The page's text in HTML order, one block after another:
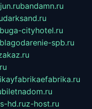
bandamn.ru
darksand.ru
cityhotel.ru
blagodarenie-spb.ru
biletnadom.ru
hd.ruz-host.ru